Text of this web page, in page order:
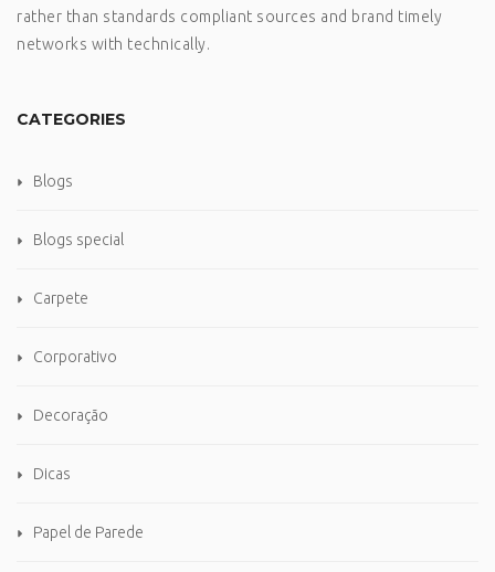
rather than standards compliant sources and brand timely
networks with technically.
CATEGORIES
Blogs
Blogs special
Carpete
Corporativo
Decoração
Dicas
Papel de Parede